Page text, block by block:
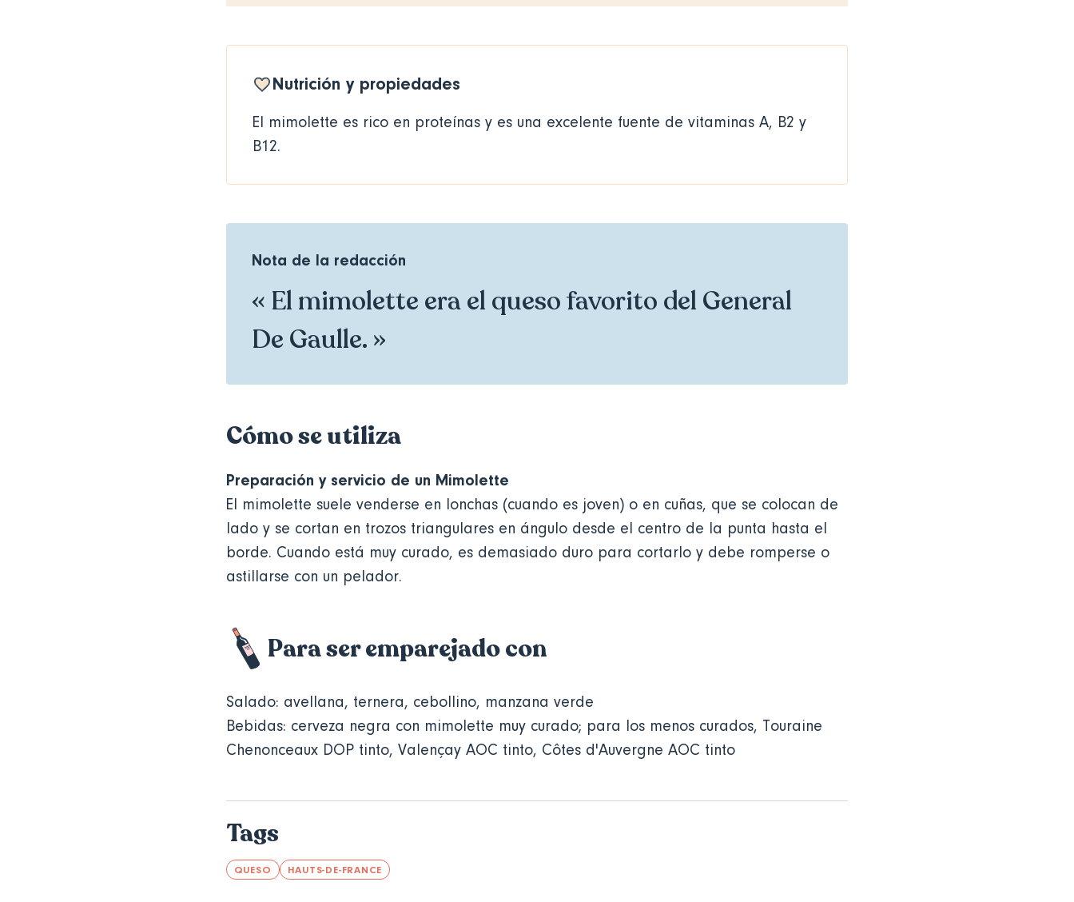
Nutrición y propiedades
El mimolette es rico en proteínas y es una excelente fuente de vitaminas A, B2 y
B12.
Nota de la redacción
« El mimolette era el queso favorito del General
De Gaulle. »
Cómo se utiliza
Preparación y servicio de un Mimolette
El mimolette suele venderse en lonchas (cuando es joven) o en cuñas, que se colocan de
lado y se cortan en trozos triangulares en ángulo desde el centro de la punta hasta el
borde. Cuando está muy curado, es demasiado duro para cortarlo y debe romperse o
astillarse con un pelador.
Para ser emparejado con
Salado: avellana, ternera, cebollino, manzana verde
Bebidas: cerveza negra con mimolette muy curado; para los menos curados, Touraine
Chenonceaux DOP tinto, Valençay AOC tinto, Côtes d'Auvergne AOC tinto
Tags
QUESO HAUTS-DE-FRANCE